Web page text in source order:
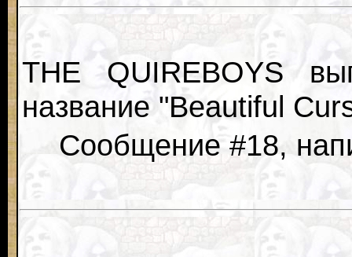
THE QUIREBOYS
название "Beautiful
Сообщение #18,